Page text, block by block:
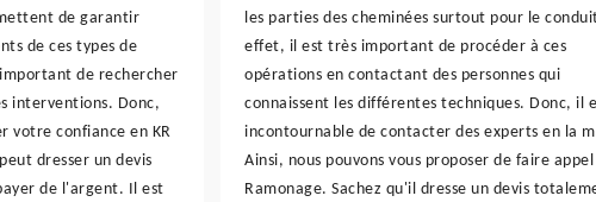
de garantir
de ces types de
de rechercher
interventions. Donc,
votre confiance en KR
dresser un devis
de l'argent. Il est
les parties des cheminées surtout pour le
effet, il est très important de procéder à ces
opérations en contactant des personnes qui
connaissent les différentes techniques. Donc, il
incontournable de contacter des experts en la
Ainsi, nous pouvons vous proposer de faire appel
Ramonage. Sachez qu'il dresse un devis